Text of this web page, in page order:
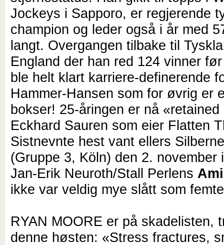
Jockeys i Sapporo, er regjerende
champion og leder også i år med
langt. Overgangen tilbake til
England der han red 124 vinner
ble helt klart karriere-definerende
Hammer-Hansen som for øvrig er
bokser! 25-åringen er nå «retained
Eckhard Sauren som eier Flatten
Sistnevnte hest vant ellers
(Gruppe 3, Köln) den 2. november
Jan-Erik Neuroth/Stall Perlens
ikke var veldig mye slått som
RYAN MOORE er på skadelisten,
denne høsten: «Stress fractures,